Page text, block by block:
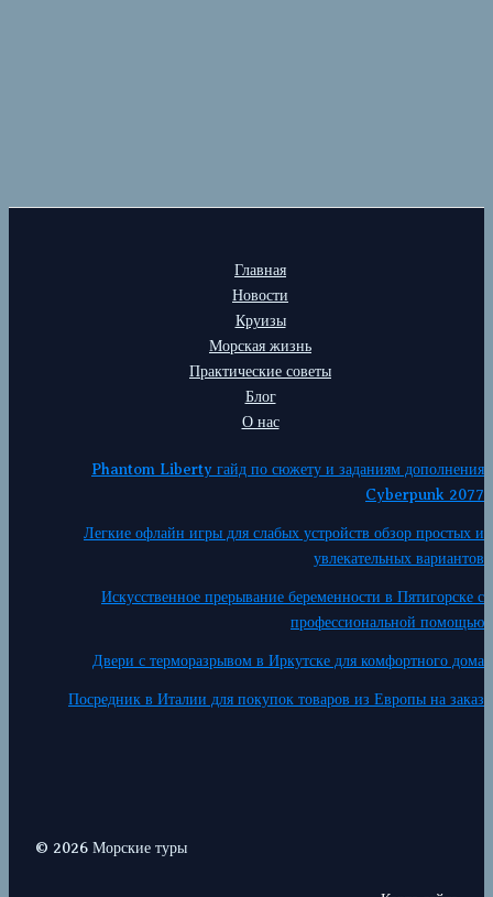
Главная
Новости
Круизы
Морская жизнь
Практические советы
Блог
О нас
Phantom Liberty гайд по сюжету и заданиям дополнения
Cyberpunk 2077
Легкие офлайн игры для слабых устройств обзор простых и
увлекательных вариантов
Искусственное прерывание беременности в Пятигорске с
профессиональной помощью
Двери с терморазрывом в Иркутске для комфортного дома
Посредник в Италии для покупок товаров из Европы на заказ
© 2026 Морские туры